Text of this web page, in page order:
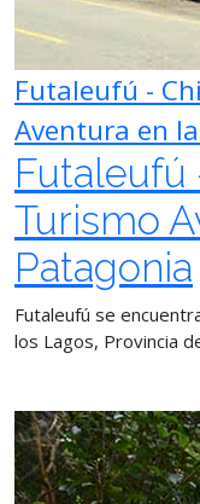
Futaleufú -
Aventura en
Futaleufú
Turismo
Patagonia
Futaleufú se
los Lagos, Provincia